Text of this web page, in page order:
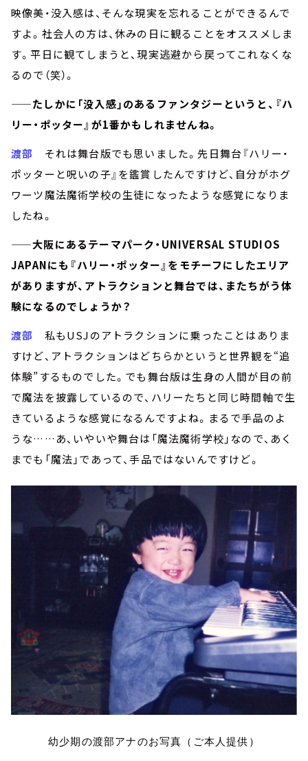
映像美・没入感は、そんな現実を忘れることができるんで
すよ。社会人の方は、休みの日に観ることをオススメしま
す。平日に観てしまうと、現実逃避から戻ってこれなくな
るので（笑）。
——たしかに「没入感」のあるファンタジーというと、『ハ
リー・ポッター』が1番かもしれませんね。
渡部
それは舞台版でも思いました。先日舞台『ハリー・
ポッターと呪いの子』を鑑賞したんですけど、自分がホグ
ワーツ魔法魔術学校の生徒になったような感覚になりま
したね。
——大阪にあるテーマパーク・UNIVERSAL STUDIOS
JAPANにも『ハリー・ポッター』をモチーフにしたエリア
がありますが、アトラクションと舞台では、またちがう体
験になるのでしょうか？
渡部
私もUSJのアトラクションに乗ったことはありま
すけど、アトラクションはどちらかというと世界観を“追
体験”するものでした。でも舞台版は生身の人間が目の前
で魔法を披露しているので、ハリーたちと同じ時間軸で生
きているような感覚になるんですよね。まるで手品のよ
うな……あ、いやいや舞台は「魔法魔術学校」なので、あく
までも「魔法」であって、手品ではないんですけど。
幼少期の渡部アナのお写真（ご本人提供）